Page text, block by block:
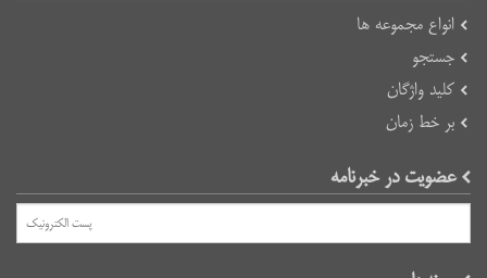
انواع مجموعه ها
جستجو
کلید واژگان
بر خط زمان
عضویت در خبرنامه